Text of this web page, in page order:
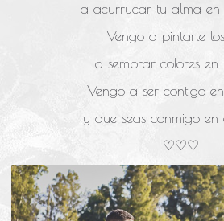
a acurrucar tu alma en
Vengo a pintarte
a sembrar colores en
Vengo a ser contigo
y que seas conmigo en
♡♡♡